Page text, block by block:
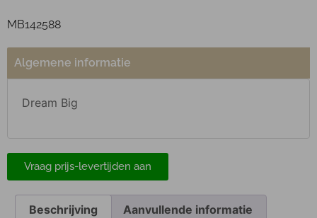
MB142588
Algemene informatie
Dream Big
Vraag prijs-levertijden aan
Beschrijving Aanvullende informatie